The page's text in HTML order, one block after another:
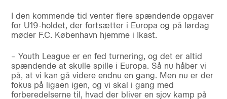
I den kommende tid venter flere spændende opgaver
for U19-holdet, der fortsætter i Europa og på lørdag
møder F.C. København hjemme i Ikast.
– Youth League er en fed turnering, og det er altid
spændende at skulle spille i Europa. Så nu håber vi
på, at vi kan gå videre endnu en gang. Men nu er der
fokus på ligaen igen, og vi skal i gang med
forberedelserne til, hvad der bliver en sjov kamp på